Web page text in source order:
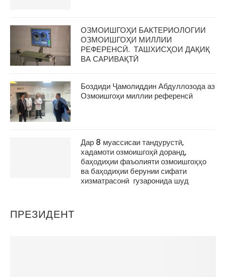
ОЗМОИШГОҲИ БАКТЕРИОЛОГИИ
ОЗМОИШГОҲИ МИЛЛИИ
РЕФЕРЕНСӢ. ТАШХИСҲОИ ДАҚИҚ
ВА САРИВАҚТӢ
Боздиди Ҷамолиддин Абдуллозода аз
Озмоишгоҳи миллии референсӣ
Дар 8 муассисаи тандурустӣ,
хадамоти озмоишгоҳӣ доранд,
баҳодиҳии фаъолияти озмоишгоҳҳо
ва баҳодиҳии берунии сифати
хизматрасонӣ гузаронида шуд
ПРЕЗИДЕНТ